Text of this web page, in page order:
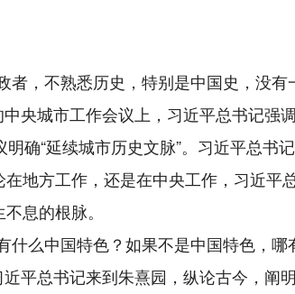
者，不熟悉历史，特别是中国史，没
央城市工作会议上，习近平总书记强调
确“延续城市历史文脉”。习近平总书
地方工作，还是在中央工作，习近
息的根脉。
什么中国特色？如果不是中国特色，
平总书记来到朱熹园，纵论古今，阐